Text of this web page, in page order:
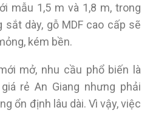
mẫu 1,5 m và 1,8 m, trong
sắt dày, gỗ MDF cao cấp sẽ
kém bền.
mở, nhu cầu phổ biến là
rẻ An Giang nhưng phải
ổn định lâu dài. Vì vậy, việc